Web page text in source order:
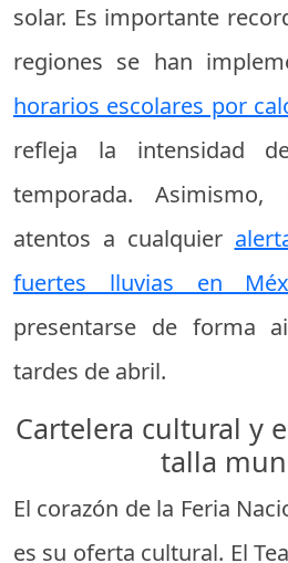
solar. Es importante
regiones se han
horarios escolares por
refleja la intensidad
temporada.
atentos a cualquier
fuertes lluvias en
presentarse de forma
tardes de abril.
Cartelera cultural y
talla
El corazón de la Feria
es su oferta cultural. El